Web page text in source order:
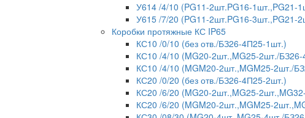
У614 /4/10 (PG11-2шт.PG16-1шт.,PG21-
У615 /7/20 (PG11-2шт.PG16-3шт.,PG21-
Коробки протяжные КС IP65
КС10 /0/10 (без отв./БЗ26-4П25-1шт.)
КС10 /4/10 (MG20-2шт.,MG25-2шт./
КС10 /4/10 (MGM20-2шт.,MGM25-2шт./
КС20 /0/20 (без отв./БЗ26-4П25-2шт.)
КС20 /6/20 (MG20-2шт.,MG25-
КС20 /6/20 (MGM20-2шт.,MGM25-